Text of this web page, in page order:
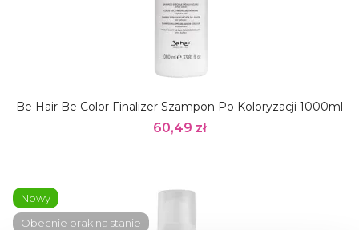
Be Hair Be Color Finalizer Szampon Po Koloryzacji 1000ml
60,49 zł
Nowy
Obecnie brak na stanie